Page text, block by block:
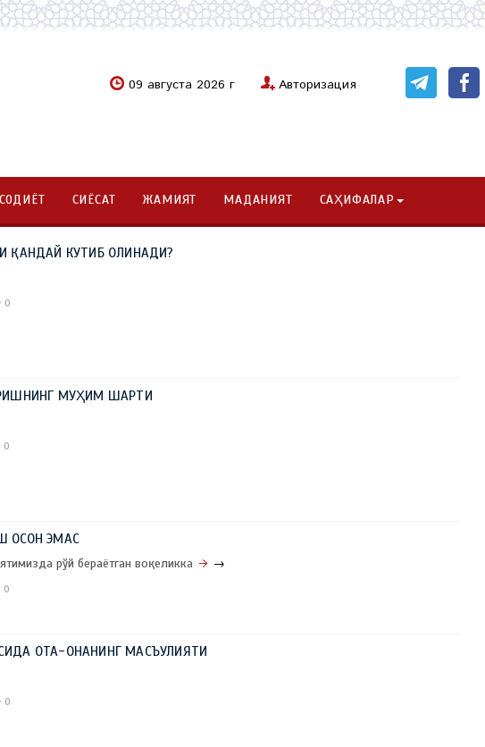
09 августа 2026 г Авторизация
СИЁСАТ ЖАМИЯТ МАДАНИЯТ САҲИФАЛАР
ҚАНДАЙ КУТИБ ОЛИНАДИ?
0
МУҲИМ ШАРТИ
0
ОСОН ЭМАС
рўй бераётган воқеликка →
0
ОТА-ОНАНИНГ МАСЪУЛИЯТИ
0